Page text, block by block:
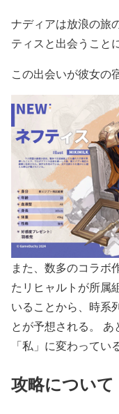
ナディアは放浪の旅
ティスと出会うこと
この出会いが彼女の
また、数多のコラボ
たリヒャルトが所属
いることから、時系
とが予想される。
「私」に変わっている
攻略について